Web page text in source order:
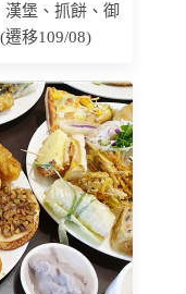
堡、抓餅、御
移109/08)